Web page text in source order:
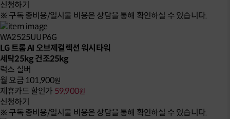
신청하기
※ 구독 총비용/일시불 비용은 상담을 통해 확인하실 수 있습니다.
WA2525UUP6G
LG 트롬 AI 오브제컬렉션 워시타워
세탁25kg 건조25kg
럭스 실버
월 요금 101,900원
제휴카드 할인가 59,900원
신청하기
※ 구독 총비용/일시불 비용은 상담을 통해 확인하실 수 있습니다.